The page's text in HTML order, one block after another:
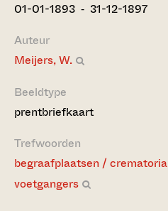
01-01-1893 ‐ 31-12-1897
Auteur
Meijers, W.
Beeldtype
prentbriefkaart
Trefwoorden
begraafplaatsen / crematoria
voetgangers